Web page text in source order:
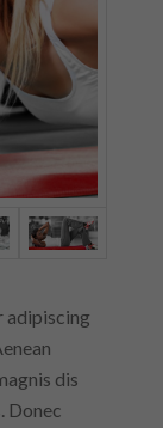
adipiscing
dis
Donec